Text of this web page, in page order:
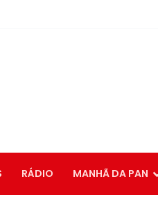
RÁDIO MANHÃ DA PAN